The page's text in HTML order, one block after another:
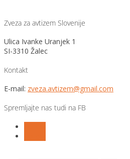
Zveza za avtizem Slovenije
Ulica Ivanke Uranjek 1
SI-3310 Žalec
Kontakt
E-mail: zveza.avtizem@gmail.com
Spremljajte nas tudi na FB